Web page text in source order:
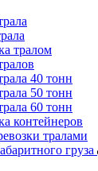
тралом
40 тонн
50 тонн
60 тонн
контейнеров
тралами
груза